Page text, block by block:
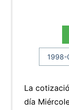
La
día